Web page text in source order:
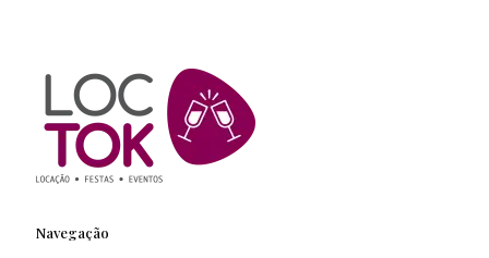
Navegação